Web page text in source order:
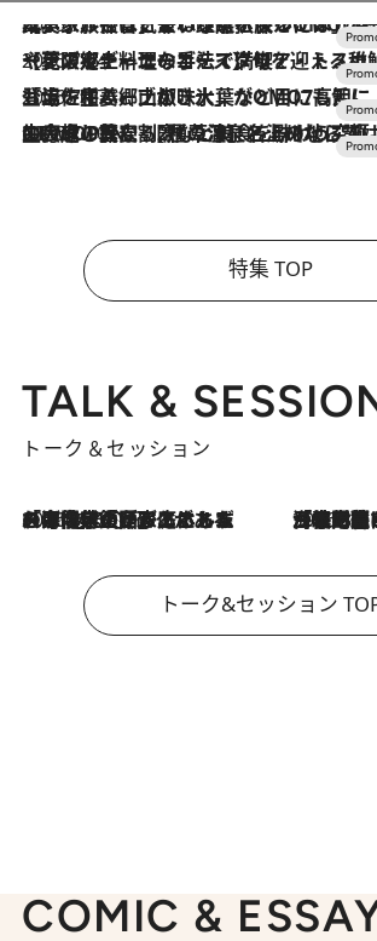
2026.7.31
【ホテル帰省】という選択肢をOMOが提案。家族とほどよい距離を保つには「昼は実家、夜は気兼ねなくホテルで！」
2026.7.24
【夏限定ディナーコース】旬を迎える稚鮎や花ズッキーニなどをイタリア・トスカーナの郷土料理の手法で満喫！
2026.7.17
「土佐和ハーブかき氷」がOMO7高知に登場！生姜、山椒、大葉など目にも舌にも涼を呼ぶ郷土の味
2026.7.10
NEW OPEN！【界 草津】名湯の地に誕生。趣の異なる2種の温泉と上州ならではの会席・蕎麦割烹など美食を味わう究極の癒やし旅
特集 TOP
TALK &
トーク＆セッション
2026.8.3
「今後値上げがあるとすれば…」「リスクがあるのは今年の冬」エネルギー専門家が語る、ホルムズ海峡封鎖が家庭にもたらす“ある心配” 2026.8.3
「住宅建てられない…」「サーチャージ料の高値が続いている」ホルムズ海峡封鎖による
トーク&セッション
COMIC &